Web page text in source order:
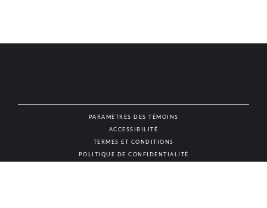
PARAMÈTRES DES TÉMOINS
ACCESSIBILITÉ
TERMES ET CONDITIONS
POLITIQUE DE CONFIDENTIALITÉ